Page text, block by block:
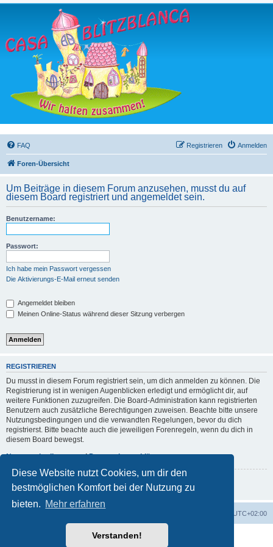
Diese Website nutzt Cookies, um dir den
bestmöglichen Komfort bei der Nutzung zu
bieten. Mehr erfahren
Verstanden!
FAQ Anmelden
Registrieren
Foren-Übersicht
Um Beiträge in diesem Forum anzusehen, musst du auf
diesem Board registriert und angemeldet sein.
Benutzername:
Passwort:
Ich habe mein Passwort vergessen
Die Aktivierungs-E-Mail erneut senden
Angemeldet bleiben
Meinen Online-Status während dieser Sitzung verbergen
REGISTRIEREN
Du musst in diesem Forum registriert sein, um dich anmelden zu können. Die
Registrierung ist in wenigen Augenblicken erledigt und ermöglicht dir, auf
weitere Funktionen zuzugreifen. Die Board-Administration kann registrierten
Benutzern auch zusätzliche Berechtigungen zuweisen. Beachte bitte unsere
Nutzungsbedingungen und die verwandten Regelungen, bevor du dich
registrierst. Bitte beachte auch die jeweiligen Forenregeln, wenn du dich in
diesem Board bewegst.
Nutzungsbedingungen|Datenschutzerklärung
Registrieren
UTC+02:00
Powered byphpBB® Forum Software © phpBB Limited